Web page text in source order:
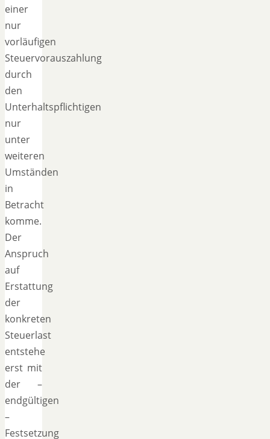
einer
nur
vorläufigen
Steuervorauszahlung
durch
den
Unterhaltspflichtigen
nur
unter
weiteren
Umständen
in
Betracht
komme.
Der
Anspruch
auf
Erstattung
der
konkreten
Steuerlast
entstehe
erst mit
der –
endgültigen
–
Festsetzung